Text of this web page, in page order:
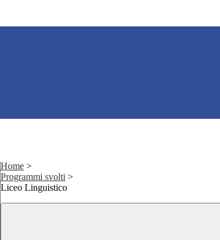
Home >
Programmi svolti >
Liceo Linguistico